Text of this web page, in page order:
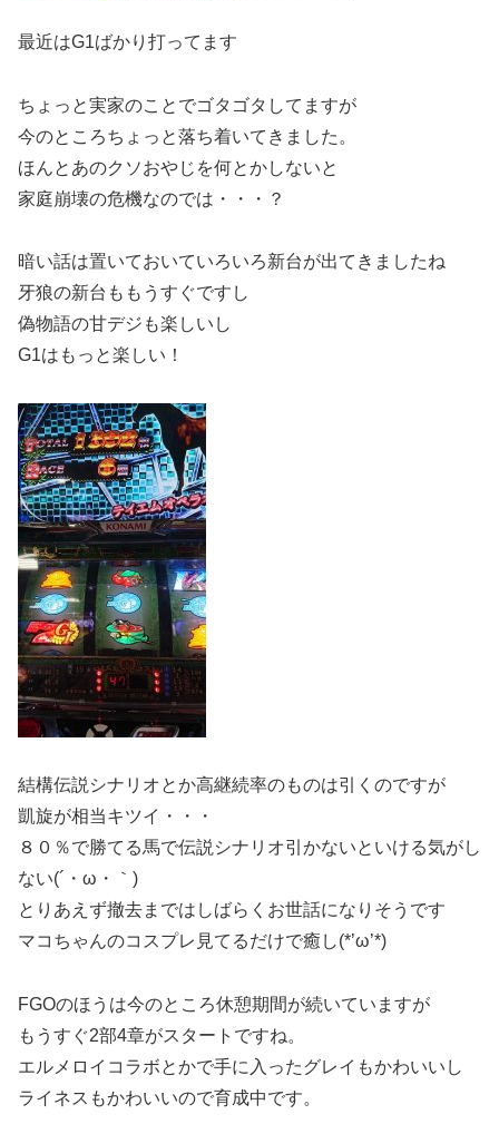
最近はG1ばかり打ってます
ちょっと実家のことでゴタゴタしてますが
今のところちょっと落ち着いてきました。
ほんとあのクソおやじを何とかしないと
家庭崩壊の危機なのでは・・・？
暗い話は置いておいていろいろ新台が出てきましたね
牙狼の新台ももうすぐですし
偽物語の甘デジも楽しいし
G1はもっと楽しい！
結構伝説シナリオとか高継続率のものは引くのですが
凱旋が相当キツイ・・・
８０％で勝てる馬で伝説シナリオ引かないといける気がし
ない(´・ω・｀)
とりあえず撤去まではしばらくお世話になりそうです
マコちゃんのコスプレ見てるだけで癒し(*’ω’*)
FGOのほうは今のところ休憩期間が続いていますが
もうすぐ2部4章がスタートですね。
エルメロイコラボとかで手に入ったグレイもかわいいし
ライネスもかわいいので育成中です。